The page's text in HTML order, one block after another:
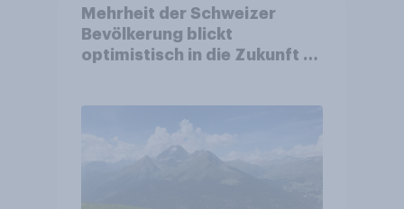
Mehrheit der Schweizer
Bevölkerung blickt
optimistisch in die Zukunft –
Altersvorsorge